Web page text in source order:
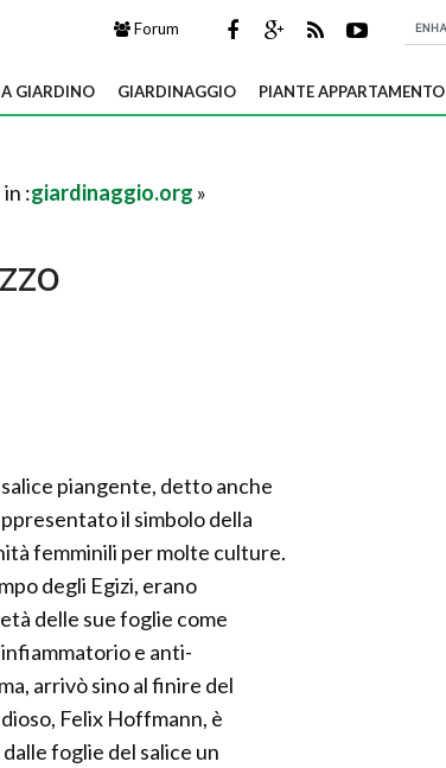
Forum
GIARDINO GIARDINAGGIO PIANTE APPARTAMENTO
:giardinaggio.org »
piangente, detto anche
il simbolo della
femminili per molte culture.
degli Egizi, erano
delle sue foglie come
e anti-
arrivò sino al finire del
Felix Hoffmann, è
foglie del salice un